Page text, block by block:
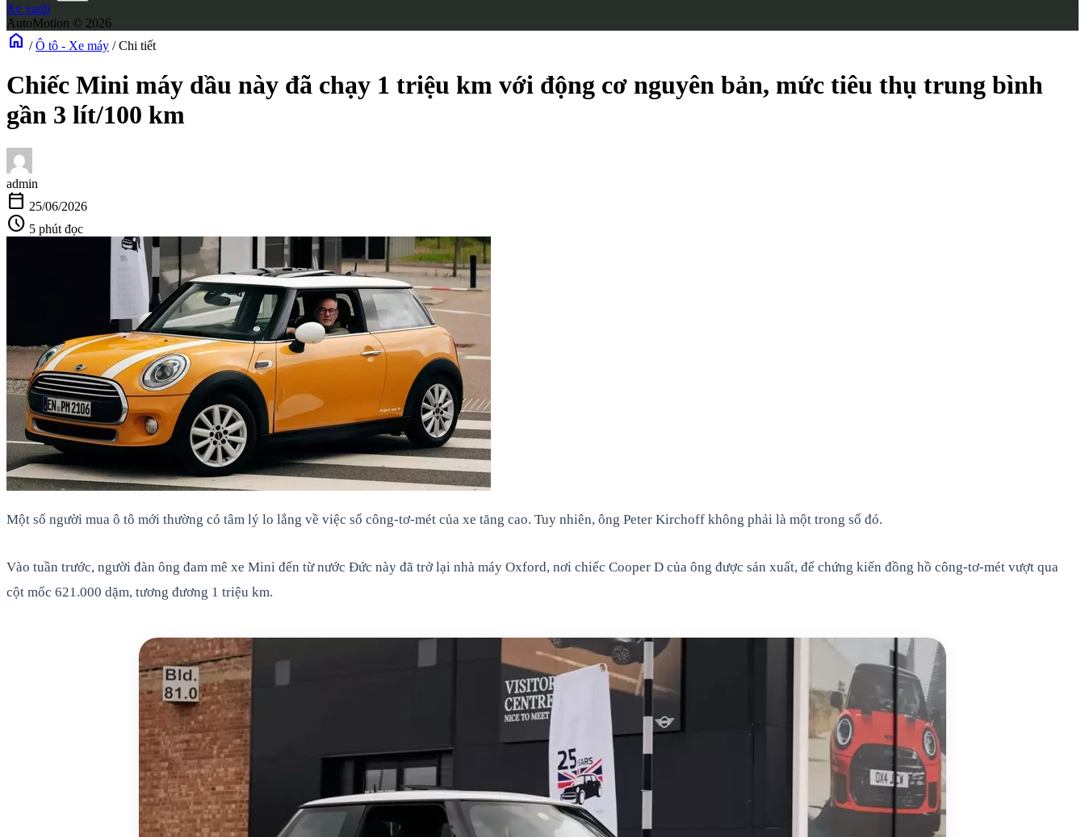
Xe xanh
AutoMotion © 2026
home / Ô tô - Xe máy / Chi tiết
Chiếc Mini máy dầu này đã chạy 1 triệu km với động cơ nguyên bản, mức tiêu thụ trung bình
gần 3 lít/100 km
admin
calendar_today 25/06/2026
schedule 5 phút đọc
Một số người mua ô tô mới thường có tâm lý lo lắng về việc số công-tơ-mét của xe tăng cao. Tuy nhiên, ông Peter Kirchoff không phải là một trong số đó.
Vào tuần trước, người đàn ông đam mê xe Mini đến từ nước Đức này đã trở lại nhà máy Oxford, nơi chiếc Cooper D của ông được sản xuất, để chứng kiến đồng hồ công-tơ-mét vượt qua
cột mốc 621.000 dặm, tương đương 1 triệu km.